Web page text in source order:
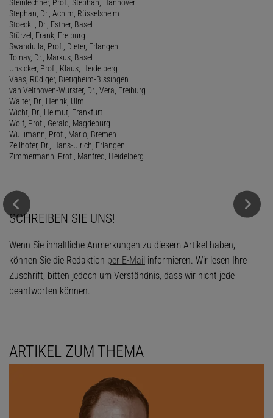
Steinlechner, Prof., Stephan, Hannover
Stephan, Dr., Achim, Rüsselsheim
Stoeckli, Dr., Esther, Basel
Stürzel, Frank, Freiburg
Swandulla, Prof., Dieter, Erlangen
Tolnay, Dr., Markus, Basel
Unsicker, Prof., Klaus, Heidelberg
Vaas, Rüdiger, Bietigheim-Bissingen
van Velthoven-Wurster, Dr., Vera, Freiburg
Walter, Dr., Henrik, Ulm
Wicht, Dr., Helmut, Frankfurt
Wolf, Prof., Gerald, Magdeburg
Wullimann, Prof., Mario, Bremen
Zeilhofer, Dr., Hans-Ulrich, Erlangen
Zimmermann, Prof., Manfred, Heidelberg
SCHREIBEN SIE UNS!
Wenn Sie inhaltliche Anmerkungen zu diesem Artikel haben,
können Sie die Redaktion per E-Mail informieren. Wir lesen Ihre
Zuschrift, bitten jedoch um Verständnis, dass wir nicht jede
beantworten können.
ARTIKEL ZUM THEMA